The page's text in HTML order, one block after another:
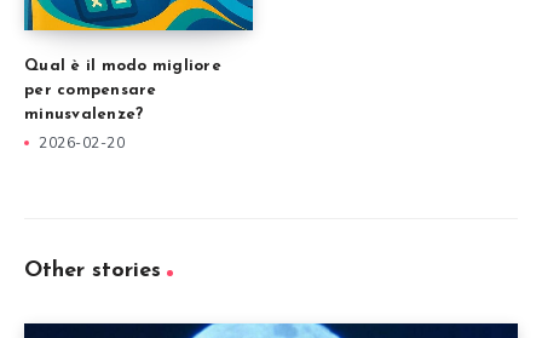
Qual è il modo migliore
per compensare
minusvalenze?
2026-02-20
Other stories